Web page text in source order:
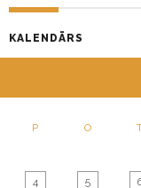
KALENDĀRS
P O
4 5